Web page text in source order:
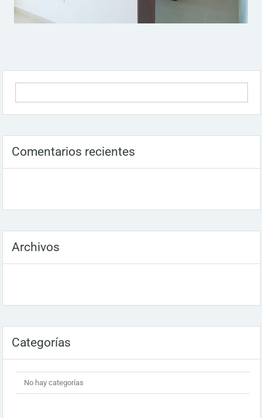
Comentarios recientes
Archivos
Categorías
No hay categorías